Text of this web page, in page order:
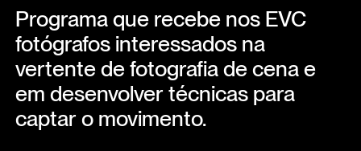
Programa que recebe nos EVC
fotógrafos interessados na
vertente de fotografia de cena e
em desenvolver técnicas para
captar o movimento.